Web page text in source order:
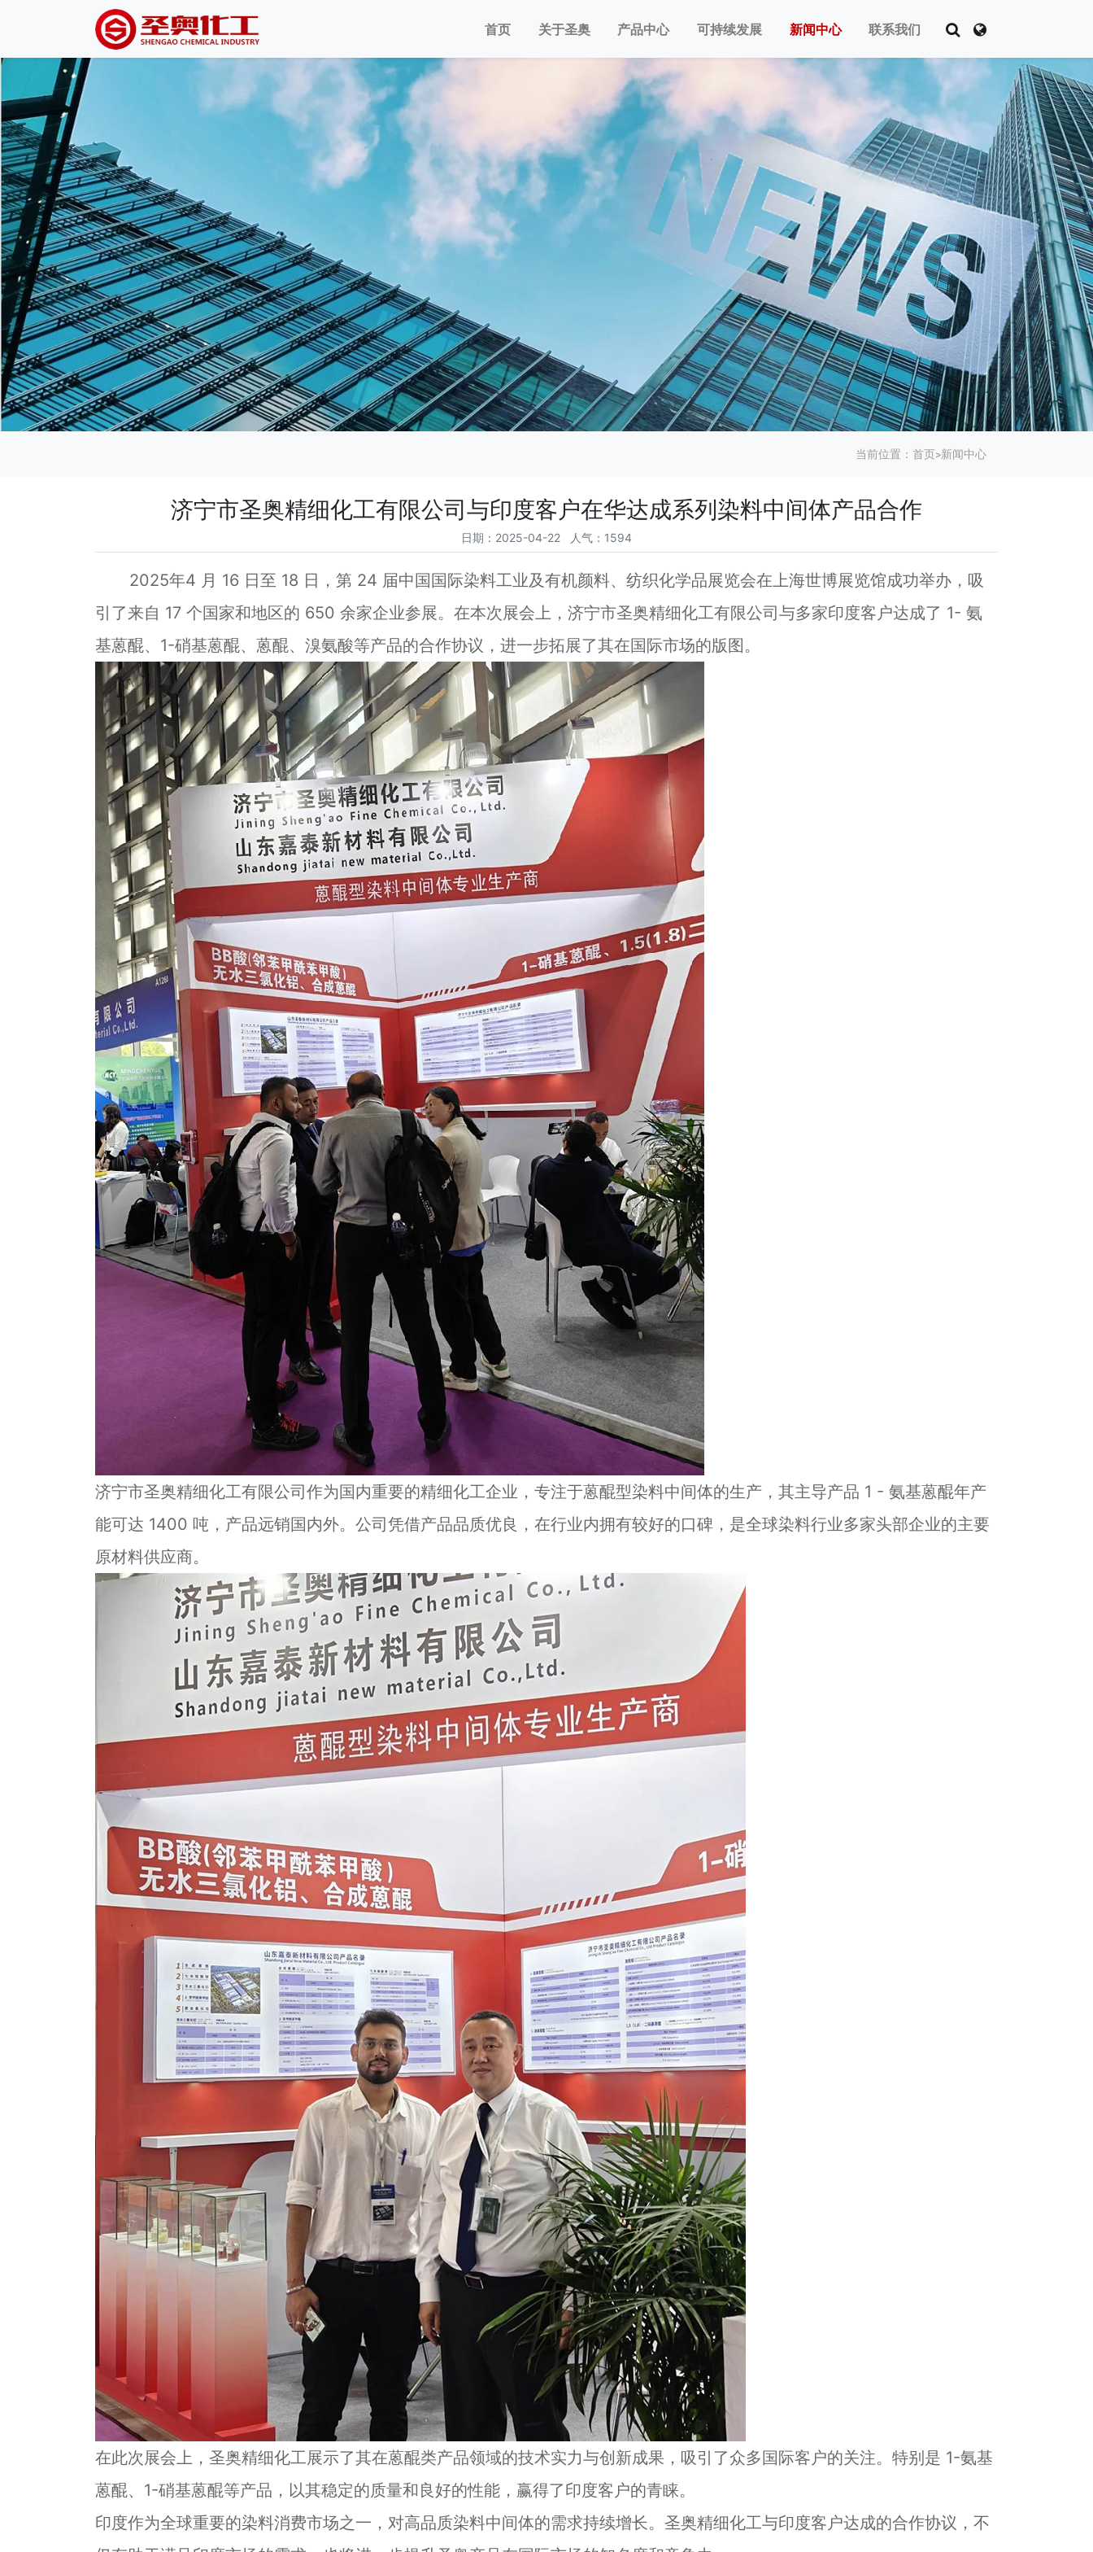
首页 关于圣奥 产品中心 可持续发展 新闻中心 联系我们
当前位置： 首页>新闻中心
济宁市圣奥精细化工有限公司与印度客户在华达成系列染料中间体产品合作
日期：2025-04-22 人气：1594
2025年4 月 16 日至 18 日，第 24 届中国国际染料工业及有机颜料、纺织化学品展览会在上海世博展览馆成功举办，吸
引了来自 17 个国家和地区的 650 余家企业参展。在本次展会上，济宁市圣奥精细化工有限公司与多家印度客户达成了 1- 氨
基蒽醌、1-硝基蒽醌、蒽醌、溴氨酸等产品的合作协议，进一步拓展了其在国际市场的版图。
济宁市圣奥精细化工有限公司作为国内重要的精细化工企业，专注于蒽醌型染料中间体的生产，其主导产品 1 - 氨基蒽醌年产
能可达 1400 吨，产品远销国内外。公司凭借产品品质优良，在行业内拥有较好的口碑，是全球染料行业多家头部企业的主要
原材料供应商。
在此次展会上，圣奥精细化工展示了其在蒽醌类产品领域的技术实力与创新成果，吸引了众多国际客户的关注。特别是 1-氨基
蒽醌、1-硝基蒽醌等产品，以其稳定的质量和良好的性能，赢得了印度客户的青睐。
印度作为全球重要的染料消费市场之一，对高品质染料中间体的需求持续增长。圣奥精细化工与印度客户达成的合作协议，不